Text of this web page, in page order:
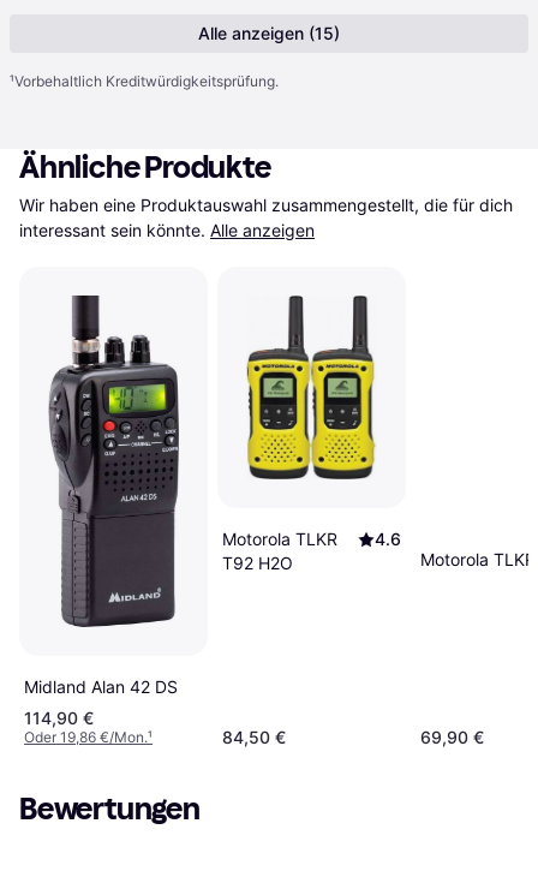
Alle anzeigen (15)
¹Vorbehaltlich Kreditwürdigkeitsprüfung.
Ähnliche Produkte
Wir haben eine Produktauswahl zusammengestellt, die für dich
interessant sein könnte. Alle anzeigen
Midland Alan 42 DS
114,90 €
Oder 19,86 €/Mon.¹
Motorola TLKR
T92 H2O
4.6
84,50 €
Motorola
69,90 €
Bewertungen